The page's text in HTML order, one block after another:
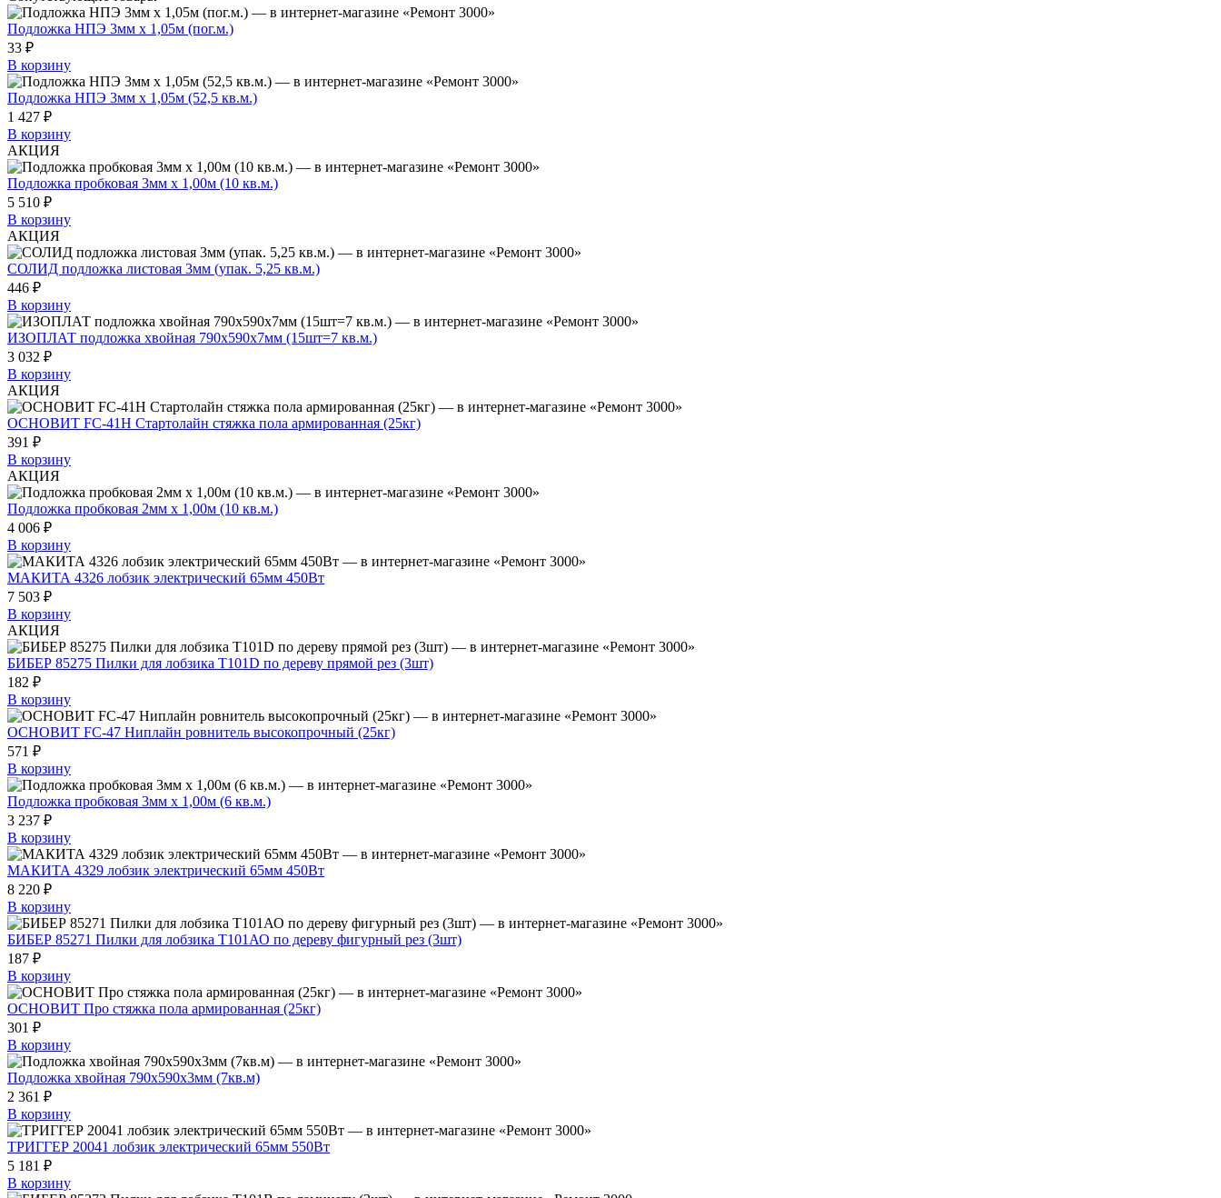
Подложка НПЭ 3мм х 1,05м (пог.м.)
33 ₽
В корзину
Подложка НПЭ 3мм х 1,05м (52,5 кв.м.)
1 427 ₽
В корзину
АКЦИЯ
Подложка пробковая 3мм х 1,00м (10 кв.м.)
5 510 ₽
В корзину
АКЦИЯ
СОЛИД подложка листовая 3мм (упак. 5,25 кв.м.)
446 ₽
В корзину
ИЗОПЛАТ подложка хвойная 790х590х7мм (15шт=7 кв.м.)
3 032 ₽
В корзину
АКЦИЯ
ОСНОВИТ FC-41H Стартолайн стяжка пола армированная (25кг)
391 ₽
В корзину
АКЦИЯ
Подложка пробковая 2мм х 1,00м (10 кв.м.)
4 006 ₽
В корзину
МАКИТА 4326 лобзик электрический 65мм 450Вт
7 503 ₽
В корзину
АКЦИЯ
БИБЕР 85275 Пилки для лобзика T101D по дереву прямой рез (3шт)
182 ₽
В корзину
ОСНОВИТ FC-47 Ниплайн ровнитель высокопрочный (25кг)
571 ₽
В корзину
Подложка пробковая 3мм х 1,00м (6 кв.м.)
3 237 ₽
В корзину
МАКИТА 4329 лобзик электрический 65мм 450Вт
8 220 ₽
В корзину
БИБЕР 85271 Пилки для лобзика T101АО по дереву фигурный рез (3шт)
187 ₽
В корзину
ОСНОВИТ Про стяжка пола армированная (25кг)
301 ₽
В корзину
Подложка хвойная 790х590х3мм (7кв.м)
2 361 ₽
В корзину
ТРИГГЕР 20041 лобзик электрический 65мм 550Вт
5 181 ₽
В корзину